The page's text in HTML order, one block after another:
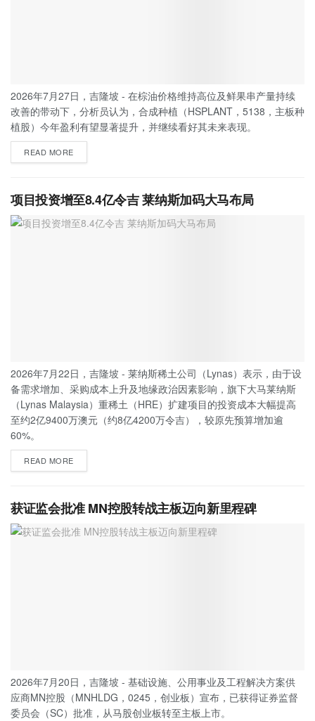
2026年7月27日，吉隆坡 - 在棕油价格维持高位及鲜果串产量持续
改善的带动下，分析员认为，合成种植（HSPLANT，5138，主板种
植股）今年盈利有望显著提升，并继续看好其未来表现。
READ MORE
项目投资增至8.4亿令吉 莱纳斯加码大马布局
2026年7月22日，吉隆坡 - 莱纳斯稀土公司（Lynas）表示，由于设
备需求增加、采购成本上升及地缘政治因素影响，旗下大马莱纳斯
（Lynas Malaysia）重稀土（HRE）扩建项目的投资成本大幅提高
至约2亿9400万澳元（约8亿4200万令吉），较原先预算增加逾
60%。
READ MORE
获证监会批准 MN控股转战主板迈向新里程碑
2026年7月20日，吉隆坡 - 基础设施、公用事业及工程解决方案供
应商MN控股（MNHLDG，0245，创业板）宣布，已获得证券监督
委员会（SC）批准，从马股创业板转至主板上市。